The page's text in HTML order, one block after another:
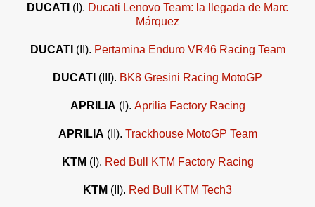
DUCATI (I). Ducati Lenovo Team: la llegada de Marc
Márquez
DUCATI (II). Pertamina Enduro VR46 Racing Team
DUCATI (III). BK8 Gresini Racing MotoGP
APRILIA (I). Aprilia Factory Racing
APRILIA (II). Trackhouse MotoGP Team
KTM (I). Red Bull KTM Factory Racing
KTM (II). Red Bull KTM Tech3